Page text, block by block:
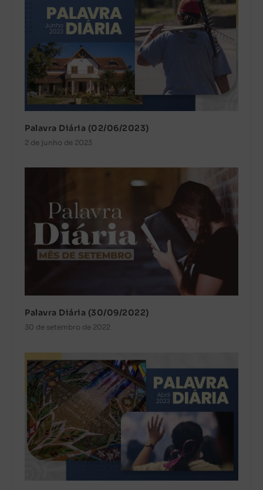
Palavra Diária (02/06/2023)
2 de junho de 2023
Palavra Diária (30/09/2022)
30 de setembro de 2022